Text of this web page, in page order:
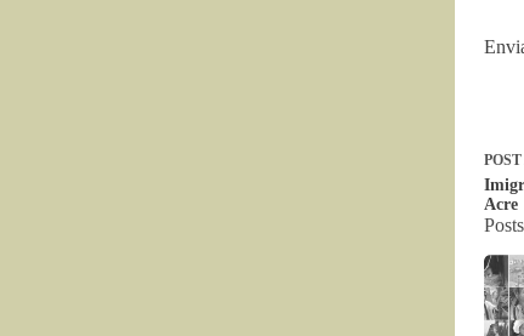
POST
Acre